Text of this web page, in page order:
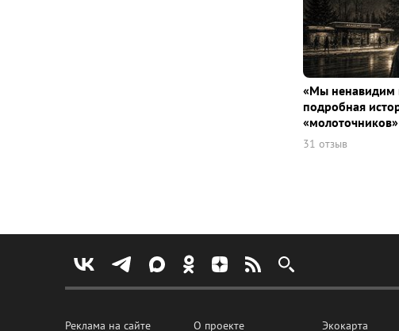
«Мы ненавидим
подробная
«молоточников»
31 отзыв
Реклама на сайте О проекте Экокарта